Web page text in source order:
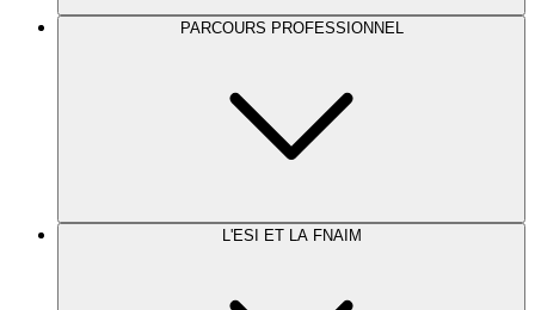
PARCOURS PROFESSIONNEL